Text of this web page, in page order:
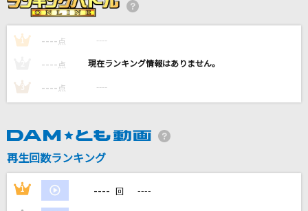
久保田早紀
夏の幻
GARNET CROW
crossing field
キタニタツヤ
1 ---- 点 ----
---- 点 ----
3 ---- 点 ----
再生回数ランキング
1 ---- 回 ----